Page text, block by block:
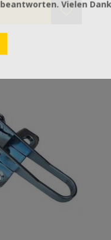
Vielen Dank